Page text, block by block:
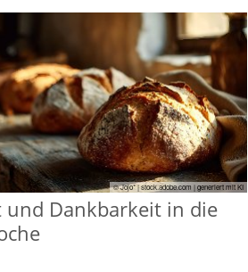
© Jojo* | stock.adobe.com | generiert mit KI
und Dankbarkeit in die